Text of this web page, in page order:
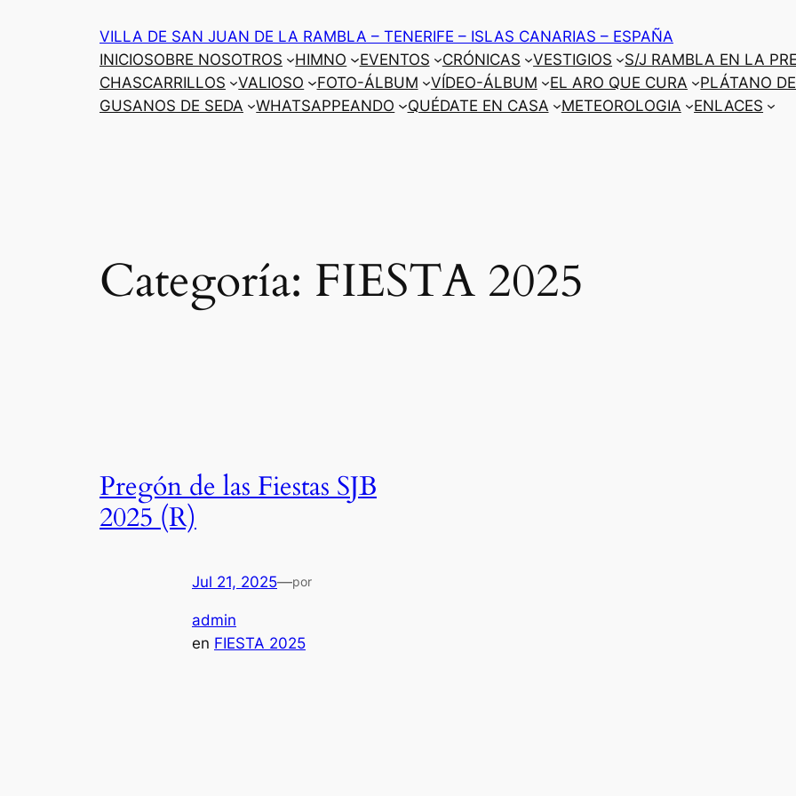
VILLA DE SAN JUAN DE LA RAMBLA – TENERIFE – ISLAS CANARIAS – ESPAÑA
INICIOSOBRE NOSOTROS HIMNO EVENTOS CRÓNICAS VESTIGIOS S/J RAMBLA EN LA
CHASCARRILLOS
VALIOSO FOTO-ÁLBUM VÍDEO-ÁLBUM EL ARO QUE CURA PLÁTANO
GUSANOS DE SEDA
WHATSAPPEANDO QUÉDATE EN CASA METEOROLOGIA ENLACES
Categoría: FIESTA 2025
Pregón de las Fiestas SJB
2025 (R)
Jul 21, 2025—por
admin
en FIESTA 2025